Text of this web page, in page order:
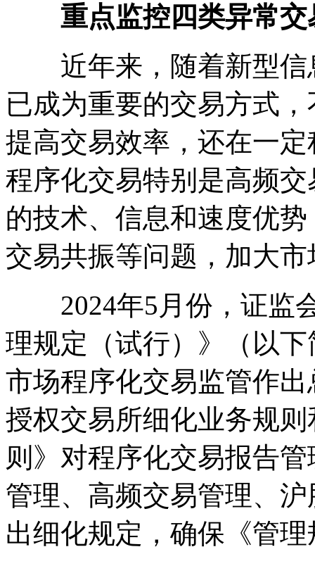
重点监控四类异常交
近年来，随着新型信
已成为重要的交易方式
提高交易效率，还在一
程序化交易特别是高频
的技术、信息和速度优
交易共振等问题，加大
2024年5月份，证监
理规定（试行）》（以
市场程序化交易监管作
授权交易所细化业务规
则》对程序化交易报告
管理、高频交易管理、
出细化规定，确保《管